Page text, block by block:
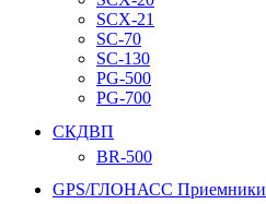
SCX-21
SC-70
SC-130
PG-500
PG-700
СКДВП
BR-500
GPS/ГЛОНАСС Приемники